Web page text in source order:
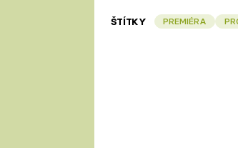
ŠTÍTKY PREMIÉRA